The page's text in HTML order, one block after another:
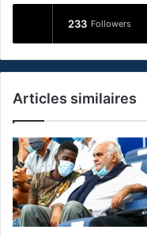
233 Followers
Articles similaires